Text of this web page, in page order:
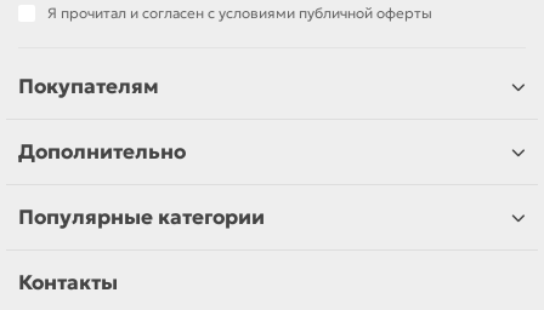
Я прочитал и согласен с условиями публичной оферты
Покупателям
Дополнительно
Популярные категории
Контакты